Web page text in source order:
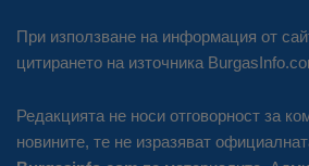
При използване на информация от
цитирането на източника
Редакцията не носи отговорност за
новините, те не изразяват